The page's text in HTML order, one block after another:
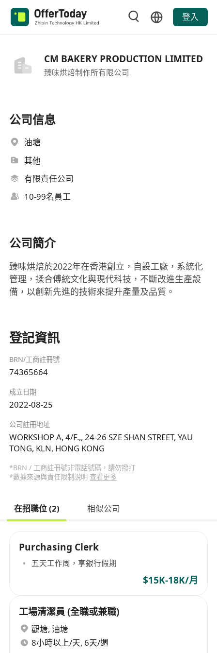
登入
CM BAKERY PRODUCTION LIMITED
臻味烘焙制作所有限公司
公司信息
油塘
其他
有限責任公司
10-99名員工
公司簡介
臻味烘焙於2022年在香港創立，自設工廠，系統化
管理，揉合傅統文化與現代科技，不斷改進生產設
備，以創新先進的技術來提升產量及品質。
登記資訊
BRN/工商註冊號
74365664
成立日期
2022-08-25
公司註冊地址
WORKSHOP A, 4/F.,, 24-26 SZE SHAN STREET, YAU
TONG, KLN, HONG KONG
*BRN / 工商註冊號非電話號碼，請勿撥打
*數據來源與責任限制說明 查看更多
在招職位 (2) 相似公司
Purchasing Clerk
五天工作周，享銀行假期
$15K-18K/月
工場清潔員 (全職或兼職)
觀塘, 油塘
8小時以上/天, 6天/週